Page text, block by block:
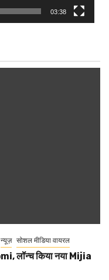
03:38
न्यूज़ सोशल मीडिया वायरल
लॉन्च किया नया Mijia